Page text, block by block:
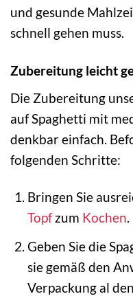
und gesunde
schnell gehen muss.
Zubereitung leicht
Die Zubereitung
auf Spaghetti mit
denkbar einfach.
folgenden Schritte:
Bringen Sie
Topfzum Kochen.
Geben Sie die
sie gemäß den
Verpackung al